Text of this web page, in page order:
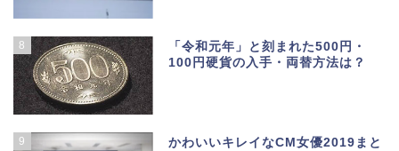
8
「令和元年」と刻まれた500円・
100円硬貨の入手・両替方法は？
9
かわいいキレイなCM女優2019まと